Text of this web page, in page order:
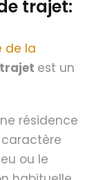
trajet:
de la
est un
résidence
ou le